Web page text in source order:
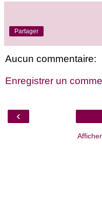
Partager
Aucun commentaire:
Enregistrer un
‹